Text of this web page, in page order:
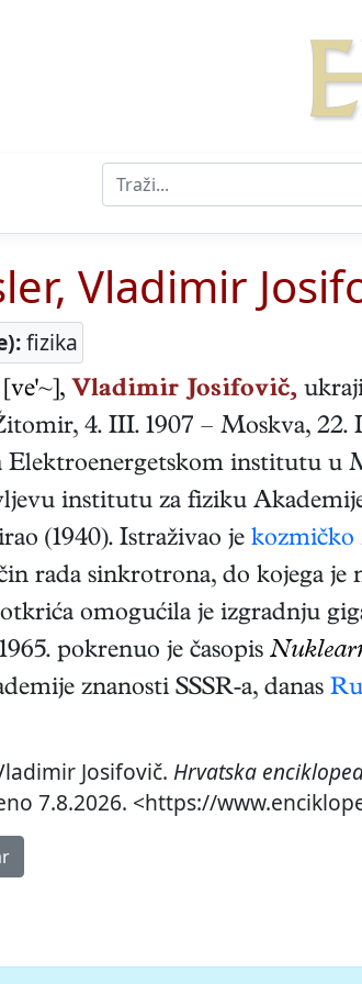
Vladimir
fizika
[ve'~], Vladimir Josifovič,
, 4. III. 1907 – Moskva, 22.
Elektroenergetskom institutu u
institutu za fiziku
(1940). Istraživao je kozmičko
rada sinkrotrona, do kojega je
omogućila je izgradnju
pokrenuo je časopis
znanosti SSSR-a, danas
Josifovič. Hrvatska
7.8.2026. <https://